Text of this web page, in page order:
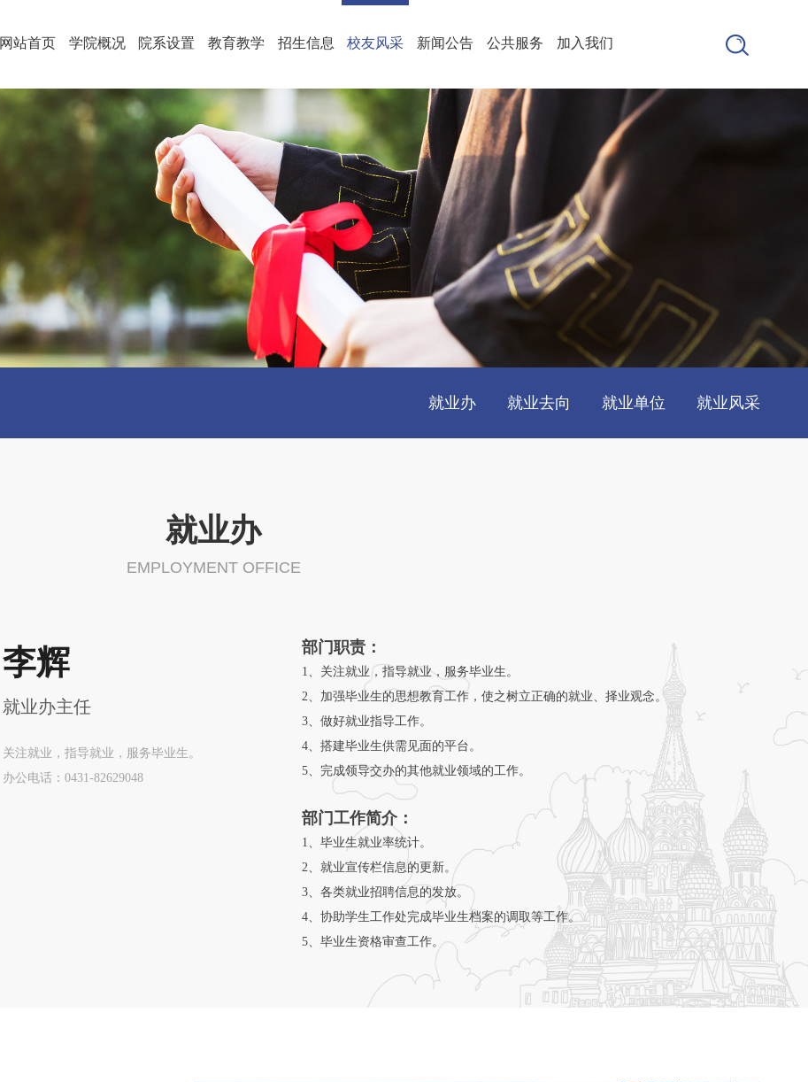
网站首页 学院概况 院系设置 教育教学 招生信息 校友风采 新闻公告 公共服务 加入我们
就业办 就业去向 就业单位 就业风采
就业办
EMPLOYMENT OFFICE
李辉
就业办主任
关注就业，指导就业，服务毕业生。
办公电话：0431-82629048
部门职责：
1、关注就业，指导就业，服务毕业生。
2、加强毕业生的思想教育工作，使之树立正确的就业、择业观念。
3、做好就业指导工作。
4、搭建毕业生供需见面的平台。
5、完成领导交办的其他就业领域的工作。
部门工作简介：
1、毕业生就业率统计。
2、就业宣传栏信息的更新。
3、各类就业招聘信息的发放。
4、协助学生工作处完成毕业生档案的调取等工作。
5、毕业生资格审查工作。